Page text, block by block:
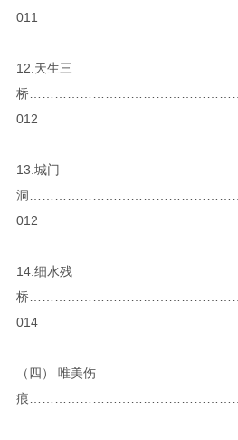
011
12.天生三
桥
012
13.城门
洞
012
14.细水残
桥
014
（四） 唯美伤
痕